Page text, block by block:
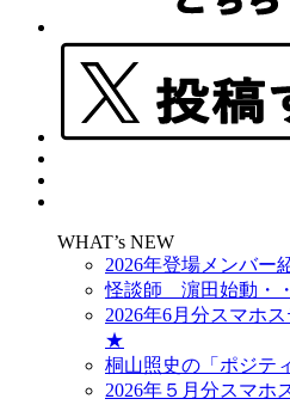
WHAT’s NEW
2026年登場メンバー
怪談師 濵田始動・
2026年6月分スマホ
★
桐山照史の「ポジテ
2026年５月分スマホ